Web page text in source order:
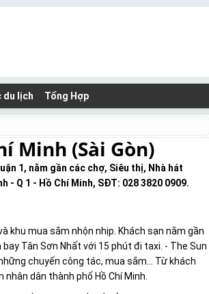
du lịch Tổng Hợp
Minh (Sài Gòn)
1, nằm gần các chợ, Siêu thị, Nhà hát
- Q 1 - Hồ Chí Minh, SĐT: 028 3820 0909.
khu mua sắm nhộn nhịp. Khách sạn nằm gần
Tân Sơn Nhất với 15 phút đi taxi. - The Sun
chuyến công tác, mua sắm... Từ khách
dân thành phố Hồ Chí Minh.